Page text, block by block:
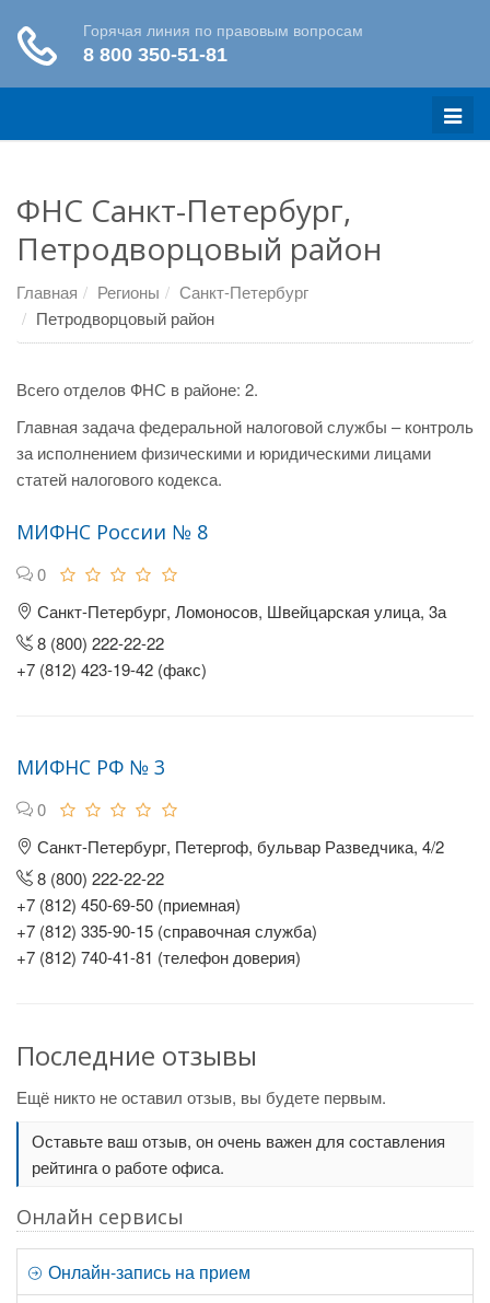
Меню
ФНС Санкт-Петербург,
Петродворцовый район
Главная Регионы
Санкт-Петербург
Петродворцовый район
Всего отделов ФНС в районе: 2.
Главная задача федеральной налоговой службы – контроль
за исполнением физическими и юридическими лицами
статей налогового кодекса.
МИФНС России № 8
0
Санкт-Петербург, Ломоносов, Швейцарская улица, 3а
8 (800) 222-22-22
+7 (812) 423-19-42 (факс)
МИФНС РФ № 3
0
Санкт-Петербург, Петергоф, бульвар Разведчика, 4/2
8 (800) 222-22-22
+7 (812) 450-69-50 (приемная)
+7 (812) 335-90-15 (справочная служба)
+7 (812) 740-41-81 (телефон доверия)
Последние отзывы
Ещё никто не оставил отзыв, вы будете первым.
Оставьте ваш отзыв, он очень важен для составления
рейтинга о работе офиса.
Онлайн сервисы
Онлайн-запись на прием